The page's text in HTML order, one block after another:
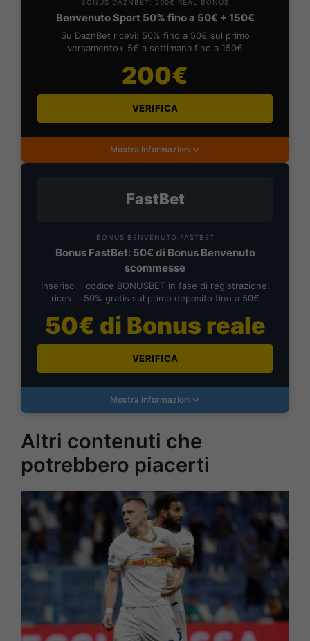
BONUS DAZNBET: 200€ REAL BONUS
Benvenuto Sport 50% fino a 50€ + 150€
Su DaznBet ricevi: 50% fino a 50€ sul primo
versamento+ 5€ a settimana fino a 150€
200€
VERIFICA
Mostra Informazioni
FastBet
BONUS BENVENUTO FASTBET
Bonus FastBet: 50€ di Bonus Benvenuto
scommesse
Inserisci il codice BONUSBET in fase di registrazione:
ricevi il 50% gratis sul primo deposito fino a 50€
50€ di Bonus reale
VERIFICA
Mostra Informazioni
Altri contenuti che
potrebbero piacerti